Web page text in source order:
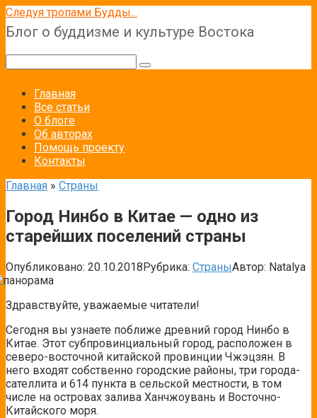
Перейти
к
контенту
Следуя тропами Будды...
Блог о буддизме и культуре Востока
Главная
Все статьи
О блоге
Об авторах
Помощь проекту
Контакты
Главная » Страны
Город Нинбо в Китае — одно из
старейших поселений страны
Опубликовано: 20.10.2018Рубрика: СтраныАвтор: Natalya
Здравствуйте, уважаемые читатели!
Сегодня вы узнаете поближе древний город Нинбо в
Китае. Этот субпровинциальный город, расположен в
северо-восточной китайской провинции Чжэцзян. В
него входят собственно городские районы, три города-
сателлита и 614 пункта в сельской местности, в том
числе на островах залива Ханчжоувань и Восточно-
Китайского моря.